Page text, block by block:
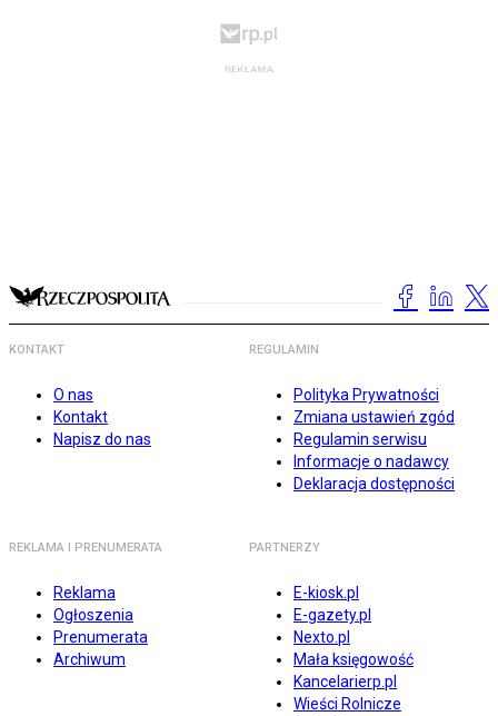
KONTAKT
O nas
Kontakt
Napisz do nas
REGULAMIN
Polityka Prywatności
Zmiana ustawień zgód
Regulamin serwisu
Informacje o nadawcy
Deklaracja dostępności
REKLAMA I PRENUMERATA
Reklama
Ogłoszenia
Prenumerata
Archiwum
PARTNERZY
E-kiosk.pl
E-gazety.pl
Nexto.pl
Mała księgowość
Kancelarierp.pl
Wieści Rolnicze